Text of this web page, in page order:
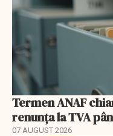
Termen ANAF
renunța la TVA
07 AUGUST 2026